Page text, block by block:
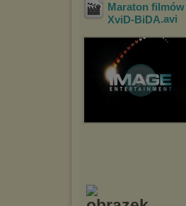
Maraton
XviD-BiDA.avi